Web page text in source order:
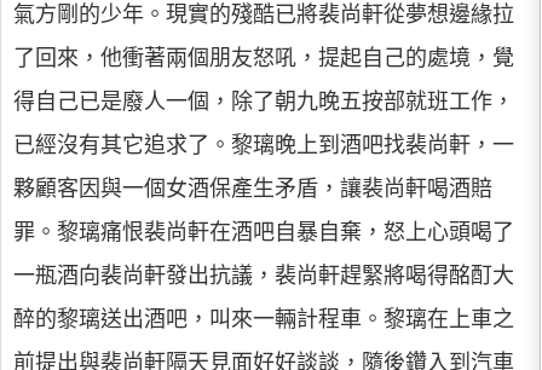
氣方剛的少年。現實的殘酷已將裴尚軒從夢想邊緣拉
了回來，他衝著兩個朋友怒吼，提起自己的處境，覺
得自己已是廢人一個，除了朝九晚五按部就班工作，
已經沒有其它追求了。黎璃晚上到酒吧找裴尚軒，一
夥顧客因與一個女酒保產生矛盾，讓裴尚軒喝酒賠
罪。黎璃痛恨裴尚軒在酒吧自暴自棄，怒上心頭喝了
一瓶酒向裴尚軒發出抗議，裴尚軒趕緊將喝得酩酊大
醉的黎璃送出酒吧，叫來一輛計程車。黎璃在上車之
前提出與裴尚軒隔天見面好好談談，隨後鑽入到汽車